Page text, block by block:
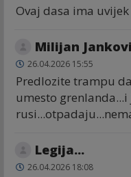
Ovaj dasa ima
Milijan
26.04.2026 15:55
Predlozite trampu
umesto
Legija...
26.04.2026 18:08